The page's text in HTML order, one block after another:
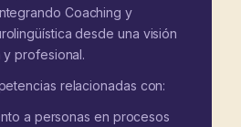
Coaching y
desde una visión
profesional.
relacionadas con:
a personas en procesos